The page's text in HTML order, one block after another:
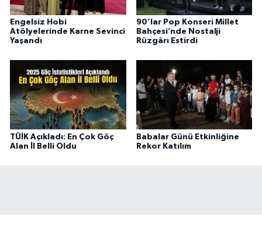
Engelsiz Hobi
Atölyelerinde Karne Sevinci
Yaşandı
90’lar Pop Konseri Millet
Bahçesi’nde Nostalji
Rüzgârı Estirdi
TÜİK Açıkladı: En Çok Göç
Alan İl Belli Oldu
Babalar Günü Etkinliğine
Rekor Katılım